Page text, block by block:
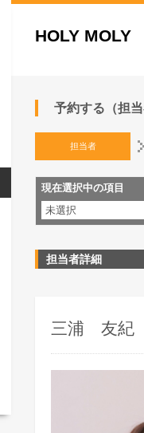
HOLY MOLY
予約する（担当
担当者
現在選択中の項目
未選択
担当者詳細
三浦 友紀